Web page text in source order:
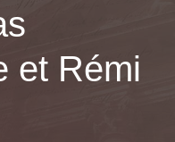
et Rémi